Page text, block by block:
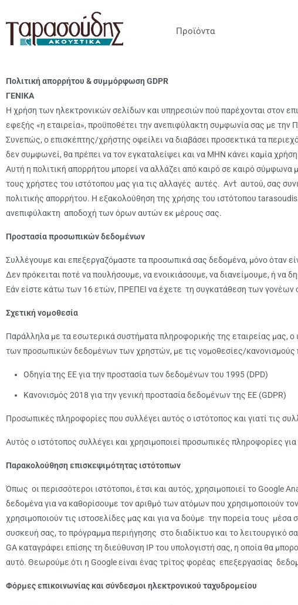
Προϊόντα
Πολιτική απορρήτου & συμμόρφωση GDPR
ΓΕΝΙΚΑ
Η χρήση των ηλεκτρονικών σελίδων και υπηρεσιών πού παρέχονται στον
εφεξής «η εταιρεία», προϋποθέτει την ανεπιφύλακτη συμφωνία σας με
Συνεπώς, ο επισκέπτης/χρήστης οφείλει να διαβάσει προσεκτικά τα
δεν συμφωνεί, θα πρέπει να τον εγκαταλείψει και να ΜΗΝ κάνει καμία
Αυτή η πολιτική απορρήτου μπορεί να αλλάζει από καιρό σε καιρό
τους χρήστες του ιστότοπου μας για τις αλλαγές αυτές. Αντ̓ αυτού, σας
πολιτικής απορρήτου. Η εξακολούθηση της χρήσης του ιστότοπου
ανεπιφύλακτη αποδοχή των όρων αυτών εκ μέρους σας.
Προστασία προσωπικών δεδομένων
Συλλέγουμε και επεξεργαζόμαστε τα προσωπικά σας δεδομένα, μόνο όταν
Δεν πρόκειται ποτέ να πουλήσουμε, να ενοικιάσουμε, να διανείμουμε, ή
Εάν είστε κάτω των 16 ετών, ΠΡΕΠΕΙ να έχετε τη συγκατάθεση των γονέων
Σχετική νομοθεσία
Παράλληλα με τα εσωτερικά συστήματα πληροφορικής της εταιρείας μας,
των προσωπικών δεδομένων των χρηστών, με τις νομοθεσίες/κανονισμούς
Οδηγία της ΕΕ για την προστασία των δεδομένων του 1995 (DPD)
Κανονισμός 2018 για την γενική προστασία δεδομένων της ΕΕ (GDPR)
Προσωπικές πληροφορίες που συλλέγει αυτός ο ιστότοπος και γιατί τις
Αυτός ο ιστότοπος συλλέγει και χρησιμοποιεί προσωπικές πληροφορίες
Παρακολούθηση επισκεψιμότητας ιστότοπων
Όπως οι περισσότεροι ιστότοποι, έτσι και αυτός, χρησιμοποιεί το
δεδομένα για να καθορίσουμε τον αριθμό των ατόμων που χρησιμοποιούν
χρησιμοποιούν τις ιστοσελίδες μας και για να δούμε την πορεία τους
συσκευή σας, το πρόγραμμα περιήγησης στο διαδίκτυο και το
GA καταγράφει επίσης τη διεύθυνση IP του υπολογιστή σας, η οποία θα
αυτό. Θεωρούμε ότι η Google είναι ένας τρίτος φορέας επεξεργασίας
Φόρμες επικοινωνίας και σύνδεσμοι ηλεκτρονικού ταχυδρομείου